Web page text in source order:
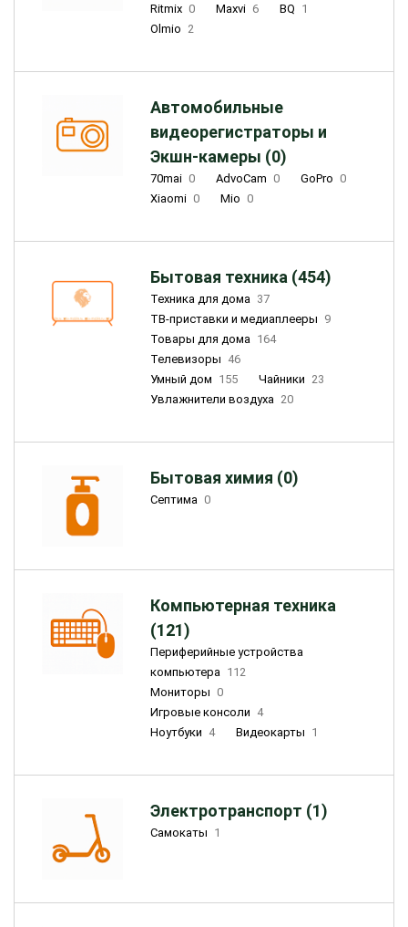
Ritmix 0 Maxvi 6 BQ 1
Olmio 2
Автомобильные
видеорегистраторы и
Экшн-камеры (0)
70mai 0 AdvoCam 0 GoPro 0
Xiaomi 0 Mio 0
Бытовая техника (454)
Техника для дома 37
ТВ-приставки и медиаплееры 9
Товары для дома 164
Телевизоры 46
Умный дом 155 Чайники 23
Увлажнители воздуха 20
Бытовая химия (0)
Септима 0
Компьютерная техника
(121)
Периферийные устройства
компьютера 112
Мониторы 0
Игровые консоли 4
Ноутбуки 4 Видеокарты 1
Электротранспорт (1)
Самокаты 1